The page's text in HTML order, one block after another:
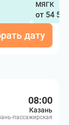
МЯГК
от 54
дату
08:00
Казань
пассажирская